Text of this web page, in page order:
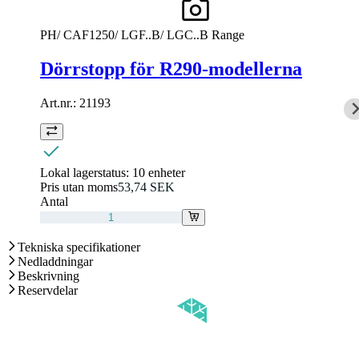
PH/ CAF1250/ LGF..B/ LGC..B Range
Dörrstopp för R290-modellerna
Art.nr.: 21193
Lokal lagerstatus: 10 enheter
Pris utan moms53,74 SEK
Antal
Tekniska specifikationer
Nedladdningar
Beskrivning
Reservdelar